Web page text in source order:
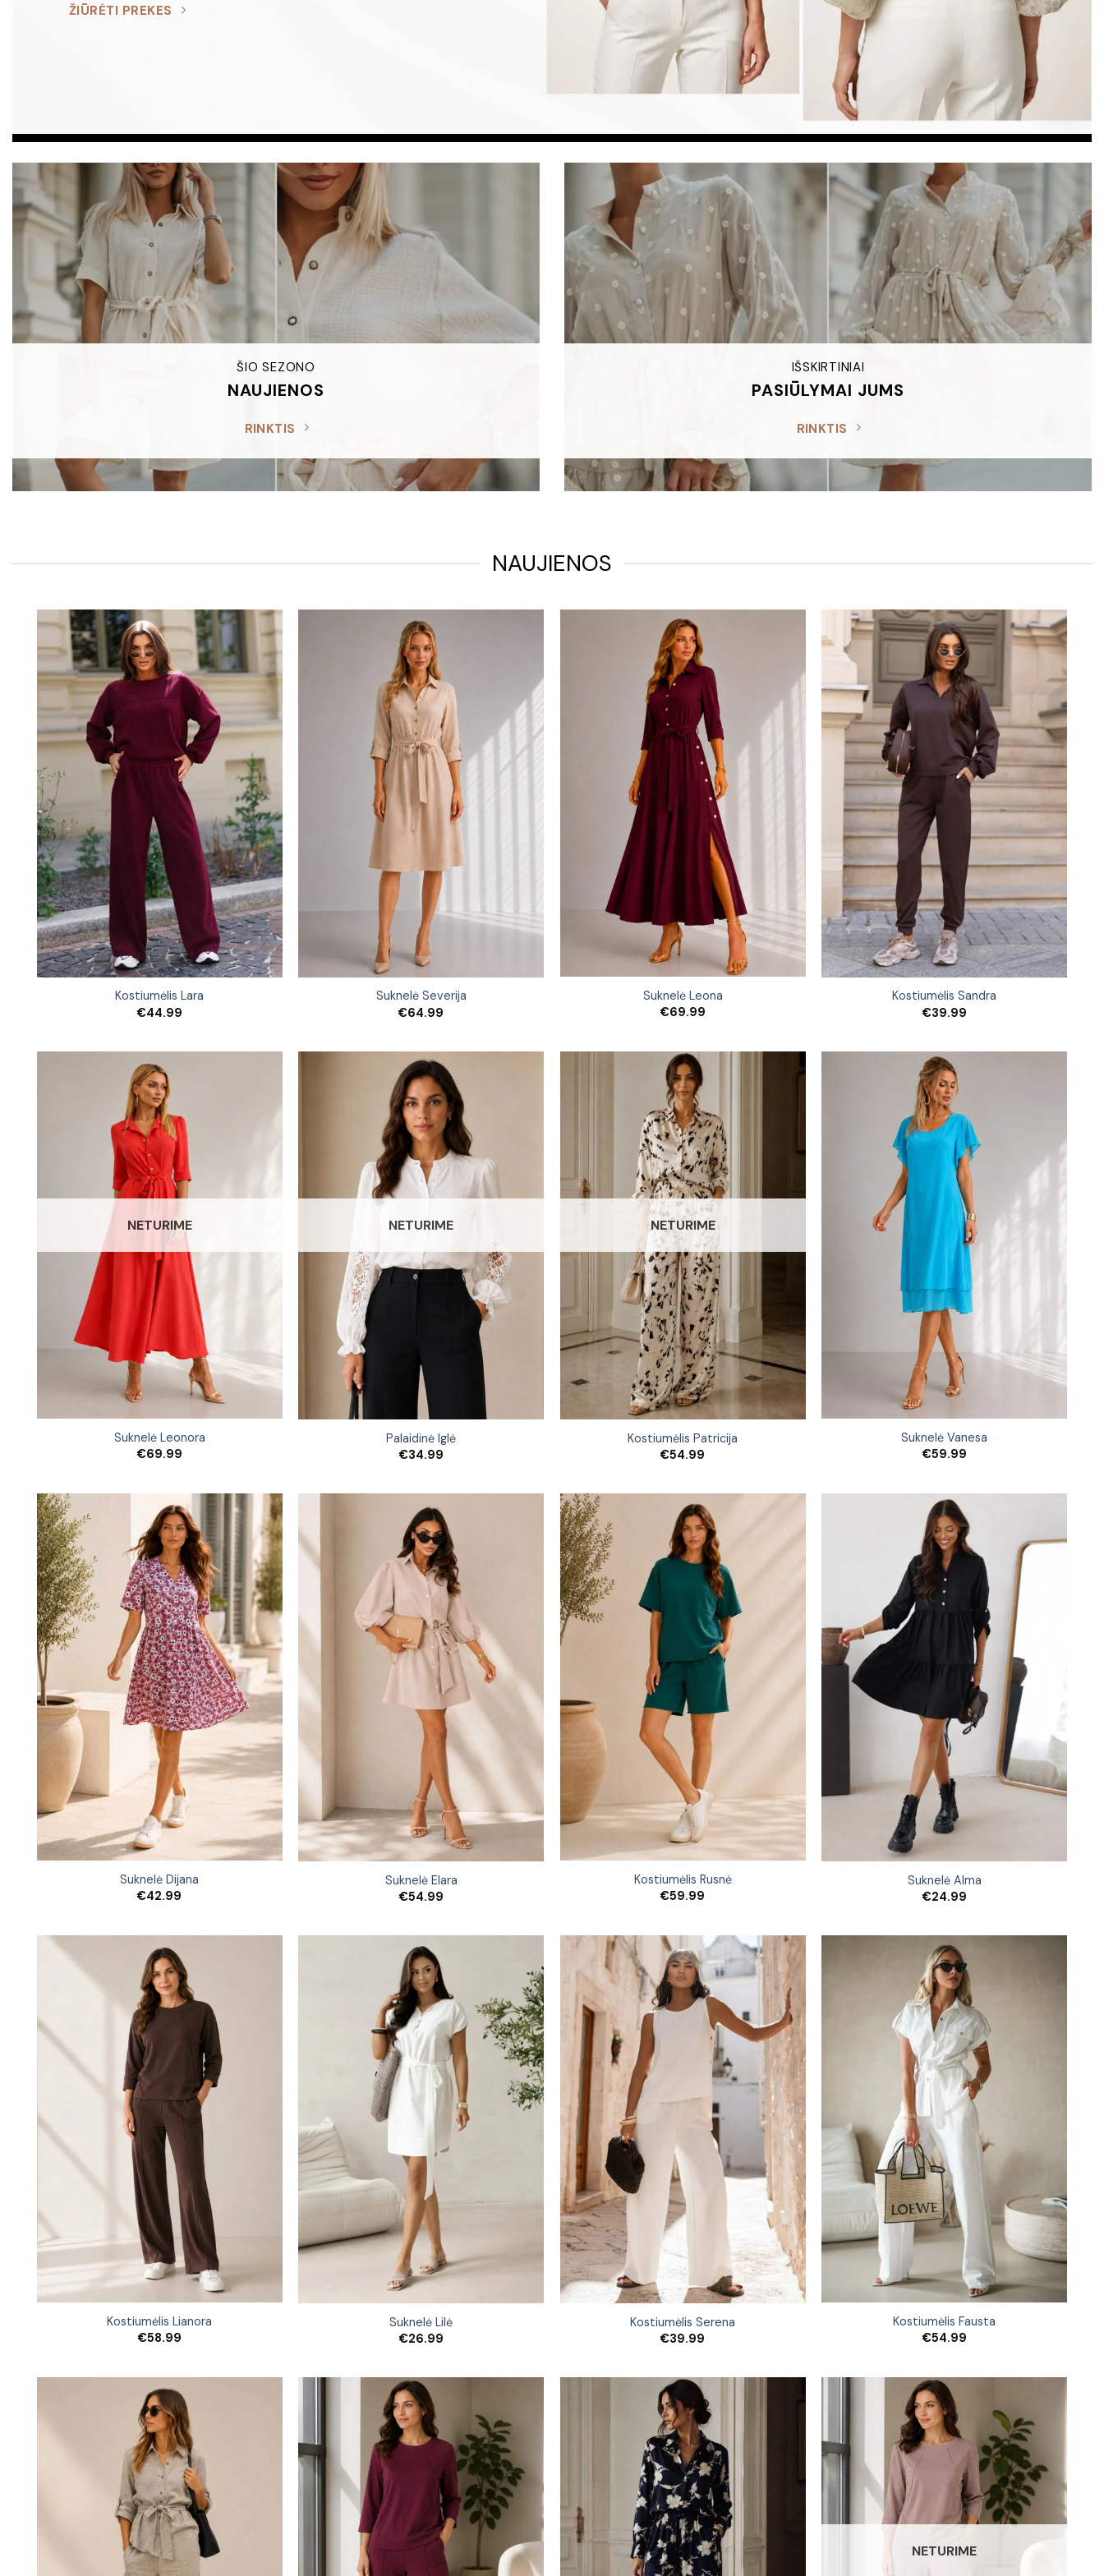
ŽIŪRĖTI PREKES
ŠIO SEZONO
NAUJIENOS
RINKTIS
IŠSKIRTINIAI
PASIŪLYMAI JUMS
RINKTIS
NAUJIENOS
Kostiumėlis Lara
€44.99
Suknelė Severija
€64.99
Suknelė Leona
€69.99
Kostiumėlis Sandra
€39.99
NETURIME
Suknelė Leonora
€69.99
NETURIME
Palaidinė Iglė
€34.99
NETURIME
Kostiumėlis Patricija
€54.99
Suknelė Vanesa
€59.99
Suknelė Dijana
€42.99
Suknelė Elara
€54.99
Kostiumėlis Rusnė
€59.99
Suknelė Alma
€24.99
Kostiumėlis Lianora
€58.99
Suknelė Lilė
€26.99
Kostiumėlis Serena
€39.99
Kostiumėlis Fausta
€54.99
NETURIME